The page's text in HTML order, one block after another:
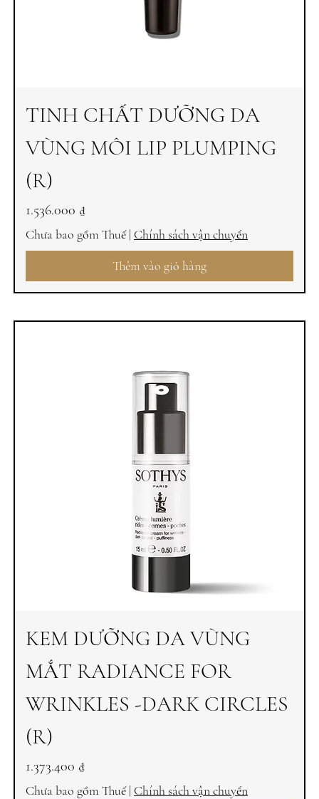
TINH CHẤT DƯỠNG DA
VÙNG MÔI LIP PLUMPING
(R)
Giá
1.536.000 ₫
Chưa bao gồm Thuế| Chính sách vận chuyển
Thêm vào giỏ hàng
KEM DƯỠNG DA VÙNG
MẮT RADIANCE FOR
WRINKLES -DARK CIRCLES
(R)
Giá
1.373.400 ₫
Chưa bao gồm Thuế| Chính sách vận chuyển